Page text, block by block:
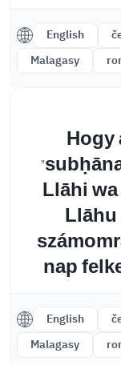
English
Malagasy
Hogy
Llāhi
Llāhu
nap
English
Malagasy